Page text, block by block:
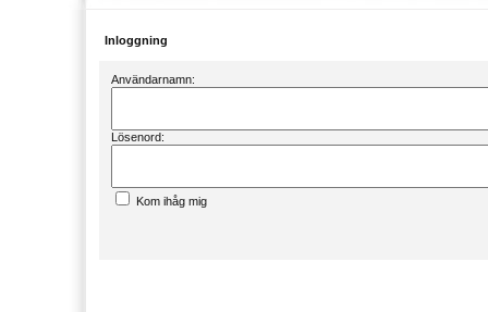
Inloggning
Användarnamn:
Lösenord:
Kom ihåg mig